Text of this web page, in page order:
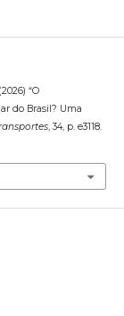
“O
do Brasil? Uma
, 34, p. e3118.